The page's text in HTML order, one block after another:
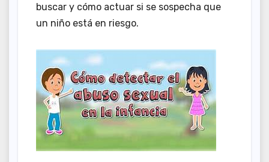
buscar y cómo actuar si se sospecha que
un niño está en riesgo.